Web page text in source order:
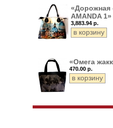
«Дорожная
AMANDA 1»
3,883.94 р.
«Омега
470.00 р.